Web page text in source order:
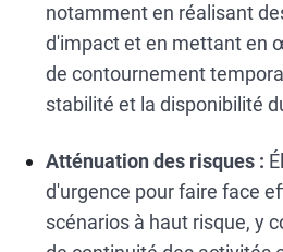
notamment en réalisant
d'impact et en mettant en
de contournement
stabilité et la disponibilité
Atténuation des risques :
d'urgence pour faire face
scénarios à haut risque, y